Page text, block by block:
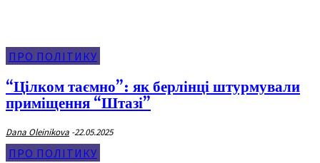
ПРО ПОЛІТИКУ
“Цілком таємно”: як берлінці штурмували
приміщення “Штазі”
Dana Oleinikova -22.05.2025
ПРО ПОЛІТИКУ